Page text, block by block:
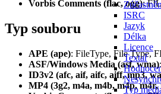
ISRC
Jazyk
Délka
Licence
Textař
Typ
Vorbis Comments (flac, ogg):
Typ souboru
APE (ape): FileType, File Type,
ASF/Windows Media (asf, wma)
ID3v2 (afc, aif, aifc, aiff, mp3,
MP4 (3g2, m4a, m4b, m4p, m4r,